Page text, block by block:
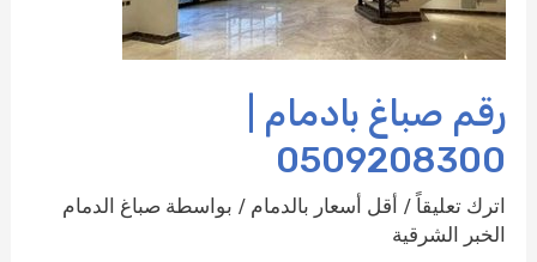
رقم صباغ بادمام |
0509208300
اترك تعليقاً / أقل أسعار بالدمام / بواسطة صباغ الدمام
الخبر الشرقية